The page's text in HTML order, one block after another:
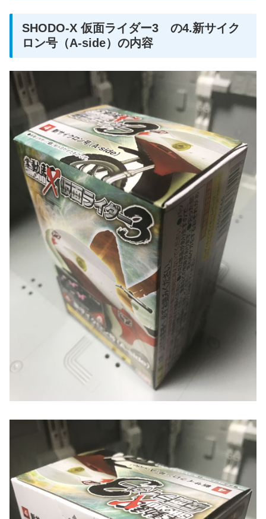
SHODO-X 仮面ライダー3 の4.新サイク
ロン号（A-side）の内容